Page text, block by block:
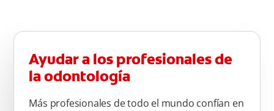
Ayudar a los profesionales de
la odontología
Más profesionales de todo el mundo confían en